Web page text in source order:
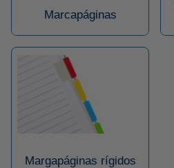
Marcapáginas
Margapáginas rígidos